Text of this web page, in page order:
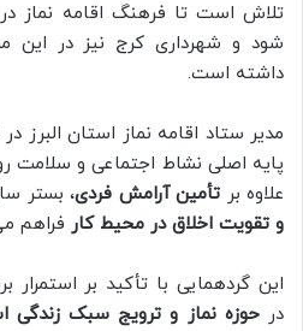
تلاش است تا فرهنگ اقامه نماز در
شود و شهرداری کرج نیز در این
داشته است.
مدیر ستاد اقامه نماز استان البرز
پایه اصلی نشاط اجتماعی و سلامت
علاوه بر تأمین آرامش فردی، بستر
و تقویت اخلاق در محیط کار فراهم
این گردهمایی با تأکید بر
درحوزه نماز و ترویج سبک زندگی